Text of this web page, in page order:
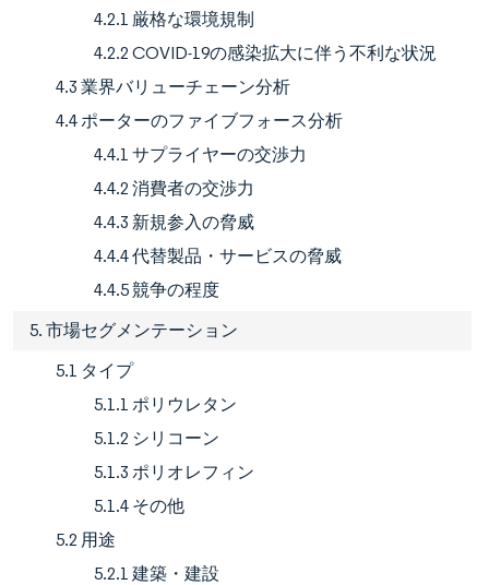
4.2.1 厳格な環境規制
4.2.2 COVID-19の感染拡大に伴う不利な状況
4.3 業界バリューチェーン分析
4.4 ポーターのファイブフォース分析
4.4.1 サプライヤーの交渉力
4.4.2 消費者の交渉力
4.4.3 新規参入の脅威
4.4.4 代替製品・サービスの脅威
4.4.5 競争の程度
5. 市場セグメンテーション
5.1 タイプ
5.1.1 ポリウレタン
5.1.2 シリコーン
5.1.3 ポリオレフィン
5.1.4 その他
5.2 用途
5.2.1 建築・建設